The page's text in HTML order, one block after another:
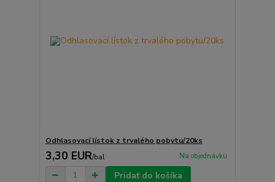
Odhlasovací lístok z trvalého pobytu/20ks
3,30 EUR/bal Na objednávku
Pridať do košíka